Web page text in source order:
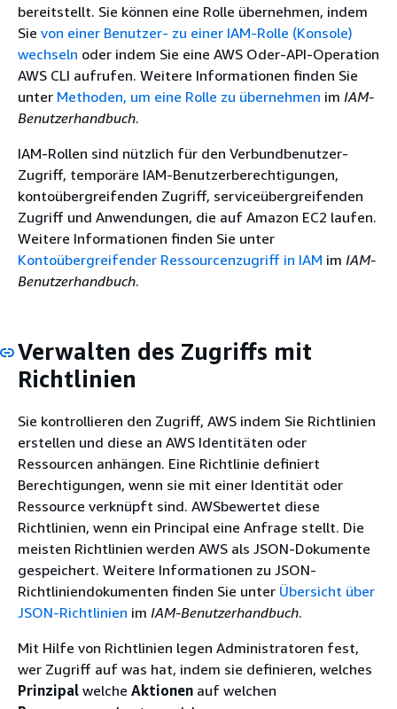
bereitstellt. Sie können eine Rolle übernehmen, indem
Sie von einer Benutzer- zu einer IAM-Rolle (Konsole)
wechseln oder indem Sie eine AWS Oder-API-Operation
AWS CLI aufrufen. Weitere Informationen finden Sie
unter Methoden, um eine Rolle zu übernehmen im IAM-
Benutzerhandbuch.
IAM-Rollen sind nützlich für den Verbundbenutzer-
Zugriff, temporäre IAM-Benutzerberechtigungen,
kontoübergreifenden Zugriff, serviceübergreifenden
Zugriff und Anwendungen, die auf Amazon EC2 laufen.
Weitere Informationen finden Sie unter
Kontoübergreifender Ressourcenzugriff in IAM im IAM-
Benutzerhandbuch.
Verwalten des Zugriffs mit
Richtlinien
Sie kontrollieren den Zugriff, AWS indem Sie Richtlinien
erstellen und diese an AWS Identitäten oder
Ressourcen anhängen. Eine Richtlinie definiert
Berechtigungen, wenn sie mit einer Identität oder
Ressource verknüpft sind. AWSbewertet diese
Richtlinien, wenn ein Principal eine Anfrage stellt. Die
meisten Richtlinien werden AWS als JSON-Dokumente
gespeichert. Weitere Informationen zu JSON-
Richtliniendokumenten finden Sie unter Übersicht über
JSON-Richtlinien im IAM-Benutzerhandbuch.
Mit Hilfe von Richtlinien legen Administratoren fest,
wer Zugriff auf was hat, indem sie definieren, welches
Prinzipal welche Aktionen auf welchen